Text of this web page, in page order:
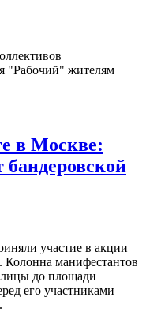
"Рабочий" жителям
в Москве:
участие в акции
манифестантов
до площади
его участниками